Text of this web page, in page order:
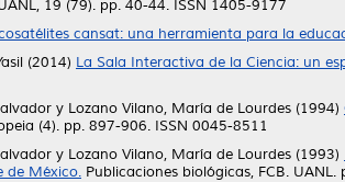
19 (79). pp. 40-44. ISSN 1405-9177
cansat: una herramienta para la
(2014) La Sala Interactiva de la Ciencia: un
y Lozano Vilano, María de Lourdes (1994)
(4). pp. 897-906. ISSN 0045-8511
y Lozano Vilano, María de Lourdes (1993)
de México. Publicaciones biológicas, FCB. UANL.